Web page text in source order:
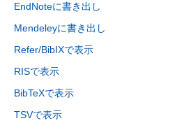
EndNoteに書き出し
Mendeleyに書き出し
Refer/BibIXで表示
RISで表示
BibTeXで表示
TSVで表示